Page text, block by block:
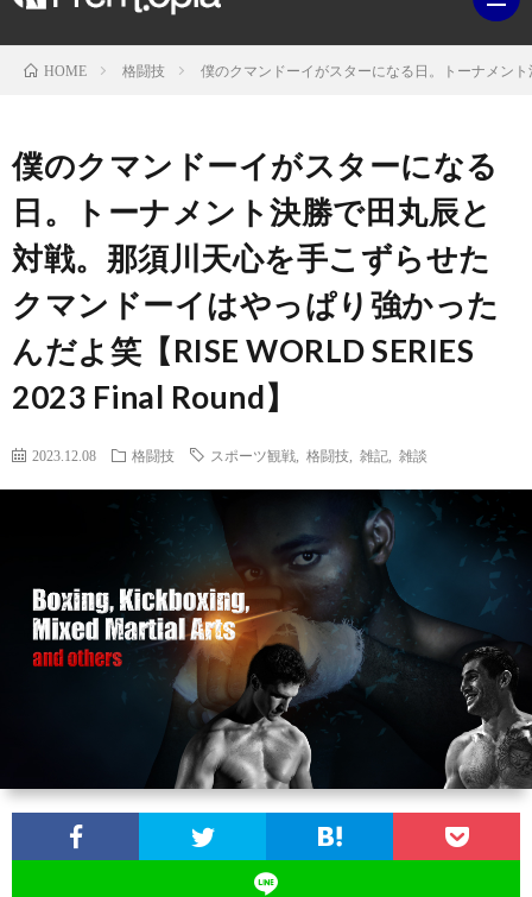
ナ
ッ
プ
グ
観
戦
ン
ガ・
ド
ラ
マ
ラ
リ
ー
ー
ム
HOME 格闘技 僕のクマンドーイがスターになる日。トーナメン
僕のクマンドーイがスターになる
日。トーナメント決勝で田丸辰と
対戦。那須川天心を手こずらせた
クマンドーイはやっぱり強かった
んだよ笑【RISE WORLD SERIES
2023 Final Round】
2023.12.08 格闘技 スポーツ観戦 格闘技 雑記 雑談